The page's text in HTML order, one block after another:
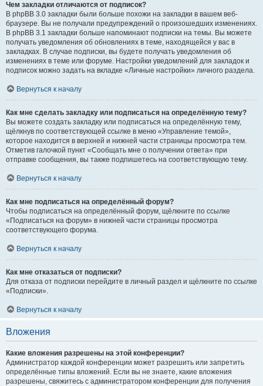
Чем закладки отличаются от подписок?
В phpBB 3.0 закладки были больше похожи на закладки в вашем веб-
браузере. Вы не получали предупреждений о произошедших изменениях.
В phpBB 3.1 закладки больше напоминают подписки на темы. Вы можете
получать уведомления об обновлениях в теме, находящейся у вас в
закладках. В случае подписки, вы будете получать уведомления об
изменениях в теме или форуме. Настройки уведомлений для закладок и
подписок можно задать на вкладке «Личные настройки» личного раздела.
Вернуться к началу
Как мне сделать закладку или подписаться на определённую тему?
Вы можете создать закладку или подписаться на определённую тему,
щёлкнув по соответствующей ссылке в меню «Управление темой»,
которое находится в верхней и нижней части страницы просмотра тем.
Отметив галочкой пункт «Сообщать мне о получении ответа» при
отправке сообщения, вы также подпишетесь на соответствующую тему.
Вернуться к началу
Как мне подписаться на определённый форум?
Чтобы подписаться на определённый форум, щёлкните по ссылке
«Подписаться на форум» в нижней части страницы просмотра
соответствующего форума.
Вернуться к началу
Как мне отказаться от подписки?
Для отказа от подписки перейдите в личный раздел и щёлкните по ссылке
«Подписки».
Вернуться к началу
Вложения
Какие вложения разрешены на этой конференции?
Администратор каждой конференции может разрешить или запретить
определённые типы вложений. Если вы не знаете, какие вложения
разрешены, свяжитесь с администратором конференции для получения